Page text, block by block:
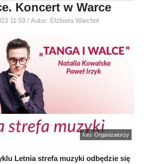
Koncert w Warce
11:59 / Autor: Elżbieta Warchoł
foto: Organizatorzy
Letnia strefa muzyki odbędzie się